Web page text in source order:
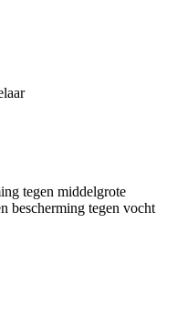
tegen middelgrote
bescherming tegen vocht